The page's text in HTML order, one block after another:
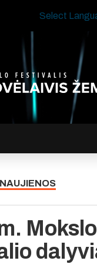
Select
Mokslo